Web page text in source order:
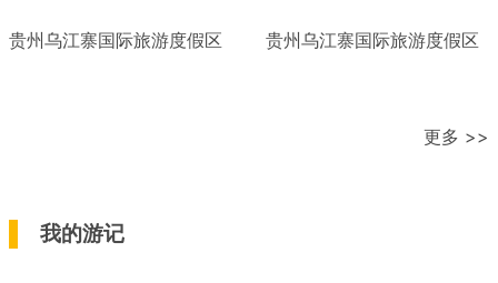
贵州乌江寨国际旅游度假区 贵州乌江寨国际旅游度假区
更多 >>
我的游记